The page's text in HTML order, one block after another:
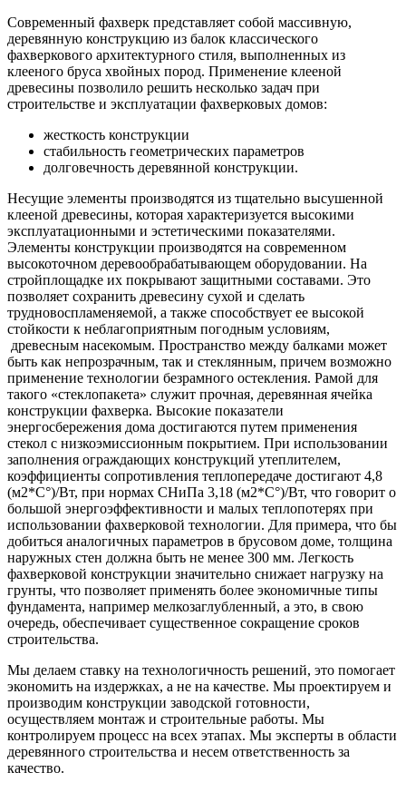
Современный фахверк представляет собой массивную,
деревянную конструкцию из балок классического
фахверкового архитектурного стиля, выполненных из
клееного бруса хвойных пород. Применение клееной
древесины позволило решить несколько задач при
строительстве и эксплуатации фахверковых домов:
жесткость конструкции
стабильность геометрических параметров
долговечность деревянной конструкции.
Несущие элементы производятся из тщательно высушенной
клееной древесины, которая характеризуется высокими
эксплуатационными и эстетическими показателями.
Элементы конструкции производятся на современном
высокоточном деревообрабатывающем оборудовании. На
стройплощадке их покрывают защитными составами. Это
позволяет сохранить древесину сухой и сделать
трудновоспламеняемой, а также способствует ее высокой
стойкости к неблагоприятным погодным условиям,
древесным насекомым. Пространство между балками может
быть как непрозрачным, так и стеклянным, причем возможно
применение технологии безрамного остекления. Рамой для
такого «стеклопакета» служит прочная, деревянная ячейка
конструкции фахверка. Высокие показатели
энергосбережения дома достигаются путем применения
стекол с низкоэмиссионным покрытием. При использовании
заполнения ограждающих конструкций утеплителем,
коэффициенты сопротивления теплопередаче достигают 4,8
(м2*С°)/Вт, при нормах СНиПа 3,18 (м2*С°)/Вт, что говорит о
большой энергоэффективности и малых теплопотерях при
использовании фахверковой технологии. Для примера, что бы
добиться аналогичных параметров в брусовом доме, толщина
наружных стен должна быть не менее 300 мм. Легкость
фахверковой конструкции значительно снижает нагрузку на
грунты, что позволяет применять более экономичные типы
фундамента, например мелкозаглубленный, а это, в свою
очередь, обеспечивает существенное сокращение сроков
строительства.
Мы делаем ставку на технологичность решений, это помогает
экономить на издержках, а не на качестве. Мы проектируем и
производим конструкции заводской готовности,
осуществляем монтаж и строительные работы. Мы
контролируем процесс на всех этапах. Мы эксперты в области
деревянного строительства и несем ответственность за
качество.